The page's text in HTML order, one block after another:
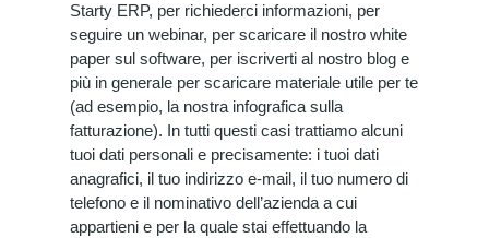
Starty ERP, per richiederci informazioni, per
seguire un webinar, per scaricare il nostro white
paper sul software, per iscriverti al nostro blog e
più in generale per scaricare materiale utile per te
(ad esempio, la nostra infografica sulla
fatturazione). In tutti questi casi trattiamo alcuni
tuoi dati personali e precisamente: i tuoi dati
anagrafici, il tuo indirizzo e-mail, il tuo numero di
telefono e il nominativo dell’azienda a cui
appartieni e per la quale stai effettuando la